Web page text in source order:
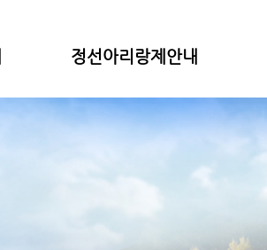
정선아리랑제안내